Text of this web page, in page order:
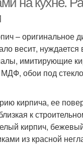
– оригинальное
весит,
имитирующие
обои под
кирпича, ее
к
кирпич,
из красной